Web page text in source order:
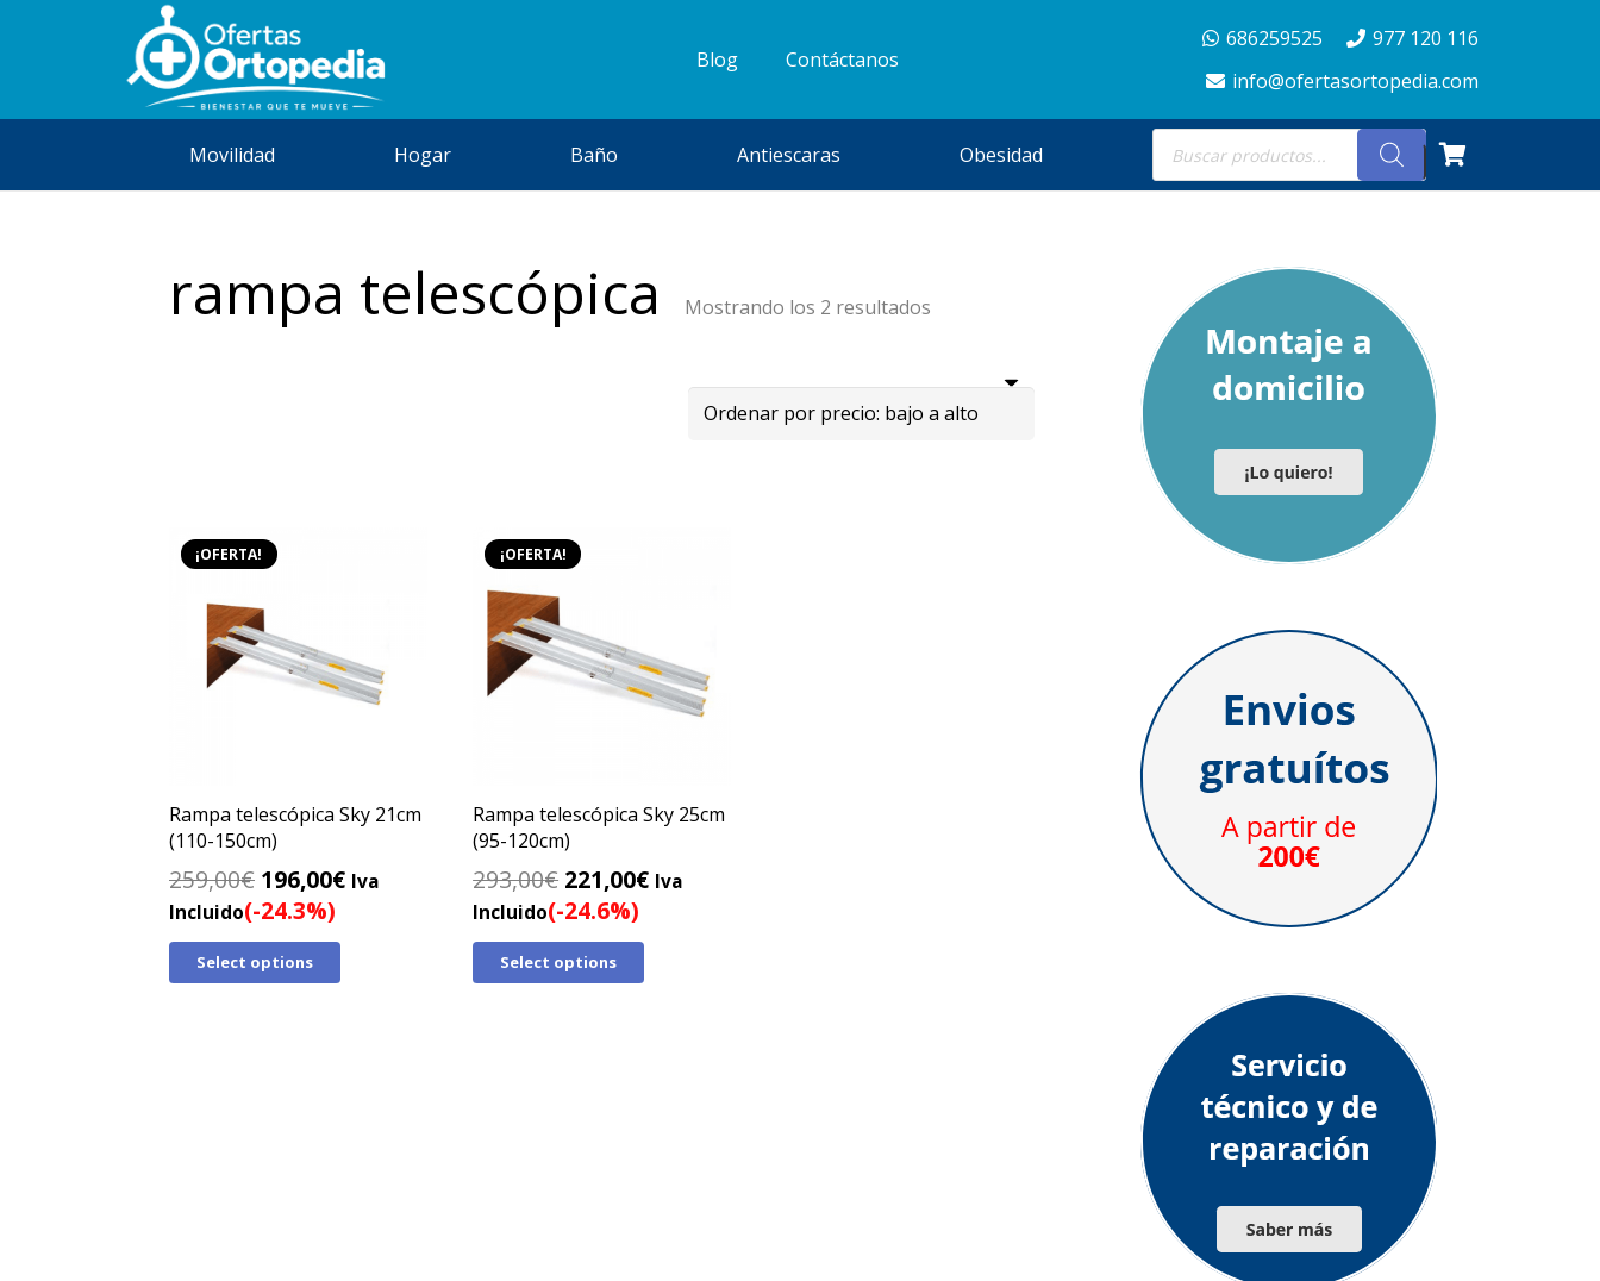
Blog Contáctanos
686259525
977 120 116
info@ofertasortopedia.com
Movilidad Hogar Baño Antiescaras Obesidad
Búsqueda
de
productos
rampa telescópica Mostrando los 2 resultados
bajo
a
¡OFERTA!
Rampa telescópica Sky 21cm
(110-150cm)
259,00€ El
precio
original
era:
196,00€ElIva
Incluido(-24.3%)
Select options
¡OFERTA!
Rampa telescópica Sky 25cm
(95-120cm)
293,00€ El
precio
original
era:
221,00€ElIva
Incluido(-24.6%)
Select options